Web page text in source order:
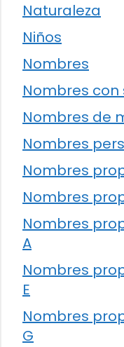
Naturaleza
Niños
Nombres
Nombres
Nombres de
Nombres
Nombres
Nombres
Nombres
A
Nombres
E
Nombres
G